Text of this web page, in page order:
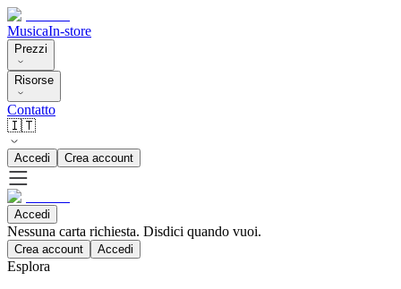
MusicaIn-store
Prezzi
Risorse
Contatto
🇮🇹
Accedi Crea account
Accedi
Nessuna carta richiesta. Disdici quando vuoi.
Crea account Accedi
Esplora